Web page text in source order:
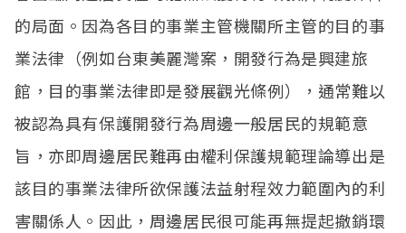
的局面。因為各目的事業主管機關所主管的目的事
業法律（例如台東美麗灣案，開發行為是興建旅
館，目的事業法律即是發展觀光條例），通常難以
被認為具有保護開發行為周邊一般居民的規範意
旨，亦即周邊居民難再由權利保護規範理論導出是
該目的事業法律所欲保護法益射程效力範圍內的利
害關係人。因此，周邊居民很可能再無提起撤銷環